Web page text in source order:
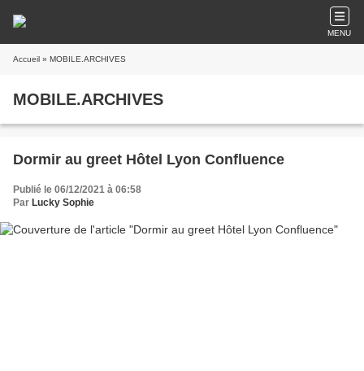
MENU
Accueil » MOBILE.ARCHIVES
MOBILE.ARCHIVES
Dormir au greet Hôtel Lyon Confluence
Publié le 06/12/2021 à 06:58
Par Lucky Sophie